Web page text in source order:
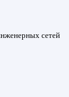
сетей